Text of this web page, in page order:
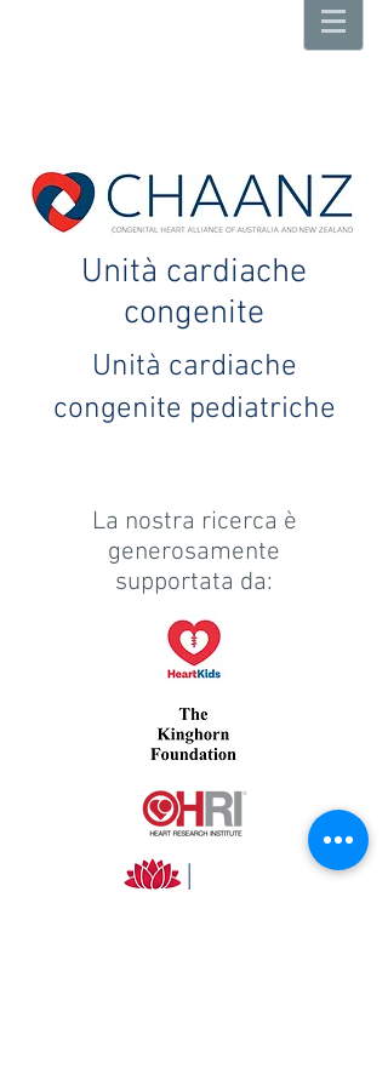
Unità cardiache
congenite
Unità cardiache
congenite pediatriche
La nostra ricerca è
generosamente
supportata da: